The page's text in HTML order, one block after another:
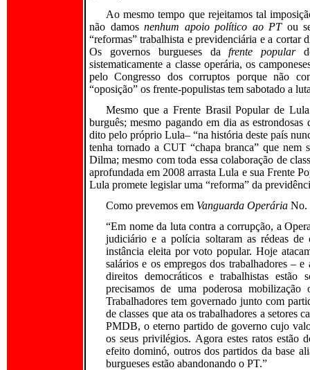
Ao mesmo tempo que rejeitamos tal
não damosnenhum apoio político ao PTou
“reformas” trabalhista e previdenciária e a cortar
Os governos burgueses dafrente popular
sistematicamente a classe operária, os
pelo Congresso dos corruptos porque não
“oposição” os frente-populistas tem sabotado a
Mesmo que a Frente Brasil Popular de
burguês; mesmo pagando em dia as
dito pelo próprio Lula– “na história deste país
tenha tornado a CUT “chapa branca” que nem
Dilma; mesmo com toda essa colaboração de
aprofundada em 2008 arrasta Lula e sua Frente
Lula promete legislar uma “reforma” da
Como prevemos em Vanguarda Operária No.
“Em nome da luta contra a corrupção, a
judiciário e a polícia soltaram as rédeas
instância eleita por voto popular. Hoje
salários e os empregos dos trabalhadores –
direitos democráticos e trabalhistas estão
precisamos de uma poderosa
Trabalhadores tem governado junto com
de classes que ata os trabalhadores a setores
PMDB, o eterno partido de governo cujo
os seus privilégios. Agora estes ratos estão
efeito dominó, outros dos partidos da base
burgueses estão abandonando o PT.”